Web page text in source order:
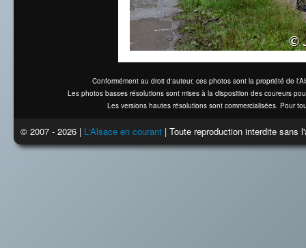
Conformément au droit d'auteur, ces photos sont la propriété de
Les photos basses résolutions sont mises à la disposition des coureurs
Les versions hautes résolutions sont commercialisées. Pour
© 2007 - 2026 | L'Alsace en courant | Toute reproduction interdite sans